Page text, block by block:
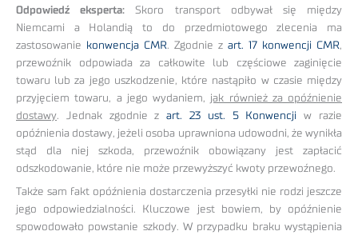
Odpowiedź eksperta:Skoro transport odbywał się między
Niemcami a Holandią to do przedmiotowego zlecenia ma
zastosowanie
konwencja CMR. Zgodnie z art. 17 konwencji CMR,
przewoźnik odpowiada za całkowite lub częściowe zaginięcie
towaru lub za jego uszkodzenie, które nastąpiło w czasie między
przyjęciem towaru, a jego wydaniem, jak również za opóźnienie
dostawy. Jednak zgodnie z art. 23 ust. 5 Konwencji
w razie
opóźnienia dostawy, jeżeli osoba uprawniona udowodni, że wynikła
stąd dla niej szkoda, przewoźnik obowiązany jest zapłacić
odszkodowanie, które nie może przewyższyć kwoty przewoźnego.
Także sam fakt opóźnienia dostarczenia przesyłki nie rodzi jeszcze
jego odpowiedzialności. Kluczowe jest bowiem, by opóźnienie
spowodowało powstanie szkody. W przypadku braku wystąpienia